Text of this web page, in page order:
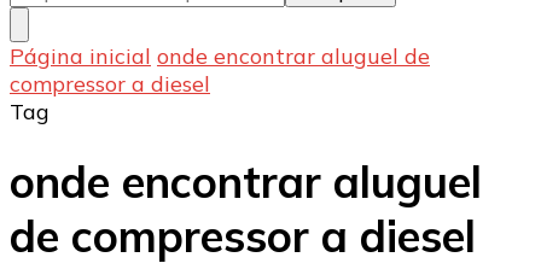
Página inicial onde encontrar aluguel de
compressor a diesel
Tag
onde encontrar aluguel
de compressor a diesel